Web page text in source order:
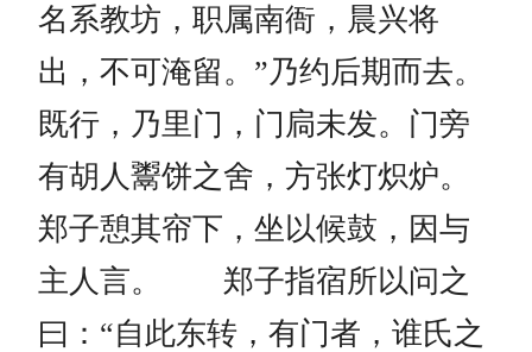
名系教坊，职属南衙，晨兴将
出，不可淹留。”乃约后期而去。
既行，乃里门，门扃未发。门旁
有胡人鬻饼之舍，方张灯炽炉。
郑子憩其帘下，坐以候鼓，因与
主人言。 郑子指宿所以问之
曰：“自此东转，有门者，谁氏之